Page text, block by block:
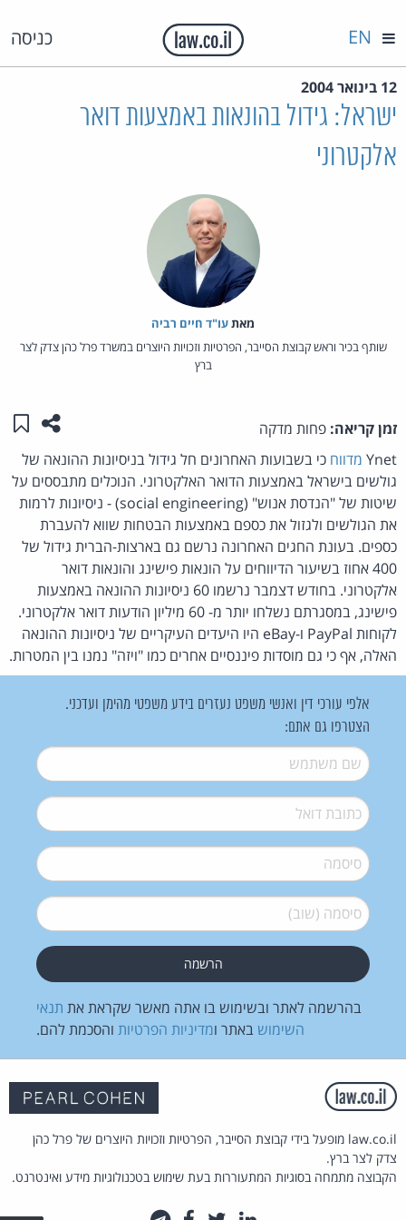
כניסה EN
12 בינואר 2004
ישראל: גידול בהונאות באמצעות דואר
אלקטרוני
מאת‏עו"ד חיים רביה
שותף בכיר וראש קבוצת הסייבר, הפרטיות וזכויות היוצרים במשרד פרל כהן צדק לצר
ברץ
זמן קריאה: פחות מדקה שתפו
Ynet מדווח כי בשבועות האחרונים חל גידול בניסיונות ההונאה של
גולשים בישראל באמצעות הדואר האלקטרוני. הנוכלים מתבססים על
שיטות של "הנדסת אנוש" (social engineering) - ניסיונות לרמות
את הגולשים ולגזול את כספם באמצעות הבטחות שווא להעברת
כספים. בעונת החגים האחרונה נרשם גם בארצות-הברית גידול של
400 אחוז בשיעור הדיווחים על הונאות פישינג והונאות דואר
אלקטרוני. בחודש דצמבר נרשמו 60 ניסיונות ההונאה באמצעות
פישינג, במסגרתם נשלחו יותר מ- 60 מיליון הודעות דואר אלקטרוני.
לקוחות PayPal ו-eBay היו היעדים העיקריים של ניסיונות ההונאה
האלה, אף כי גם מוסדות פיננסיים אחרים כמו "ויזה" נמנו בין המטרות.
אלפי עורכי דין ואנשי משפט נעזרים בידע משפטי מהימן ועדכני.
הצטרפו גם אתם:
שם משתמש*
דואל*
סיסמה*
סיסמה (שוב)*
בהרשמה לאתר ובשימוש בו אתה מאשר שקראת את תנאי
השימוש באתר ומדיניות הפרטיות והסכמת להם.
law.co.il מופעל בידי קבוצת הסייבר, הפרטיות וזכויות היוצרים של פרל כהן
צדק לצר ברץ.
הקבוצה מתמחה בסוגיות המתעוררות בעת שימוש בטכנולוגיות מידע ואינטרנט.